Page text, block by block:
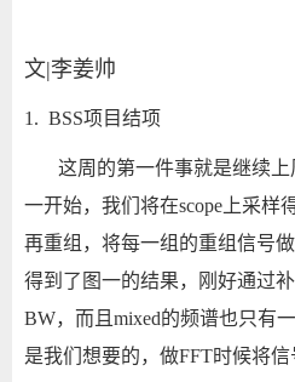
文|李姜帅
1. BSS项目结项
这周的第一件事就是继续上
一开始，我们将在scope上采样
再重组，将每一组的重组信号做
得到了图一的结果，刚好通过
BW，而且mixed的频谱也只有
是我们想要的，做FFT时候将